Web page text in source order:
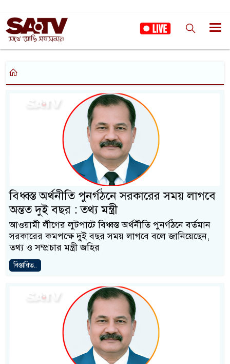
বিধ্বস্ত অর্থনীতি পুনর্গঠনে সরকারের সময় লাগবে
অন্তত দুই বছর : তথ্য মন্ত্রী
আওয়ামী লীগের লুটপাটে বিধ্বস্ত অর্থনীতি পুনর্গঠনে বর্তমান
সরকারের কমপক্ষে দুই বছর সময় লাগবে বলে জানিয়েছেন,
তথ্য ও সম্প্রচার মন্ত্রী জহির
বিস্তারিত..